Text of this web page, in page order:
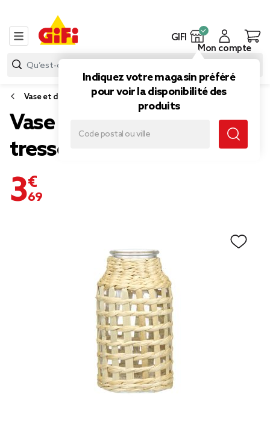
GIFI
Indiquez votre magasin préféré
pour voir la disponibilité des
produits
Mon compte
Vase et déco florale
Vase en verre avec raphia
tressé Ø8xH16cm
3,69 €